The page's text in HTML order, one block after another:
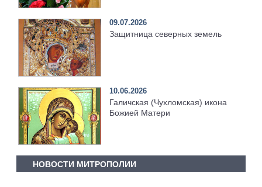
09.07.2026
Защитница северных земель
10.06.2026
Галичская (Чухломская) икона
Божией Матери
НОВОСТИ МИТРОПОЛИИ